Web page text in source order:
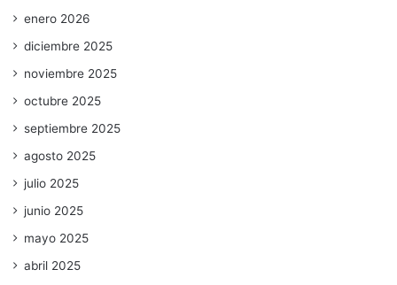
enero 2026
diciembre 2025
noviembre 2025
octubre 2025
septiembre 2025
agosto 2025
julio 2025
junio 2025
mayo 2025
abril 2025